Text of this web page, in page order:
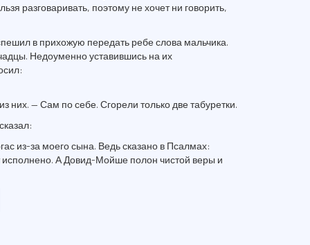
разговаривать, поэтому не хочет ни говорить,
в прихожую передать ребе слова мальчика.
Недоуменно уставившись на их
них. — Сам по себе. Сгорели только две табуретки.
из-за моего сына. Ведь сказано в Псалмах:
А Довид-Мойше полон чистой веры и